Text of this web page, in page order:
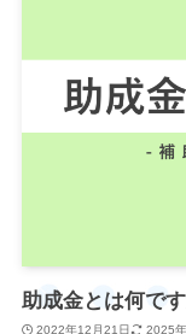
助成金とは何で
2022年12月21日 2025